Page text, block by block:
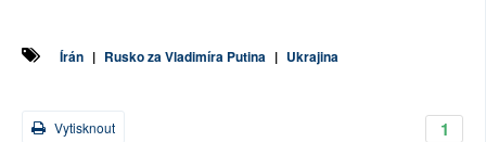
Írán | Rusko za Vladimíra Putina | Ukrajina
1
Vytisknout